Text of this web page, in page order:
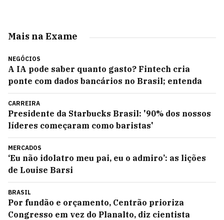
Mais na Exame
NEGÓCIOS
A IA pode saber quanto gasto? Fintech cria
ponte com dados bancários no Brasil; entenda
CARREIRA
Presidente da Starbucks Brasil: '90% dos nossos
líderes começaram como baristas'
MERCADOS
‘Eu não idolatro meu pai, eu o admiro’: as lições
de Louise Barsi
BRASIL
Por fundão e orçamento, Centrão prioriza
Congresso em vez do Planalto, diz cientista